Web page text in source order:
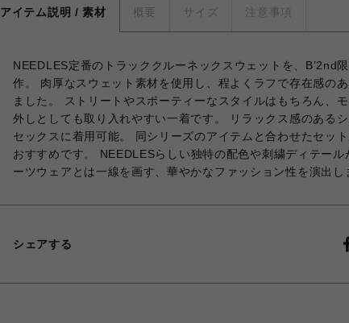
アイテム説明 / 素材 概要 サイズ 注意事項
NEEDLES定番のトラッククルーネックスウェットを、B’2nd
作。 肉厚なスウェット素材を使用し、程よくラフで存在感の
ました。 ストリートやスポーティーなスタイルはもちろん、
外しとしても取り入れやすい一着です。 リラックス感のある
セックスに着用可能。 同シリーズのアイテムと合わせたセッ
おすすめです。 NEEDLESらしい独特の配色や刺繍ディテール
ーツウェアとは一線を画す、華やかなファッション性を演出し
シェアする